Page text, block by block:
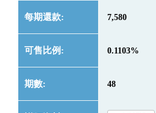
7,580
0.1103%
48